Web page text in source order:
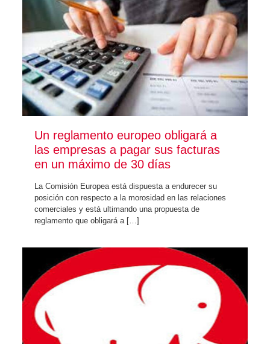
Un reglamento europeo obligará a
las empresas a pagar sus facturas
en un máximo de 30 días
La Comisión Europea está dispuesta a endurecer su
posición con respecto a la morosidad en las relaciones
comerciales y está ultimando una propuesta de
reglamento que obligará a […]